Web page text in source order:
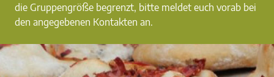
die Gruppengröße begrenzt, bitte meldet euch vorab bei
den angegebenen Kontakten an.